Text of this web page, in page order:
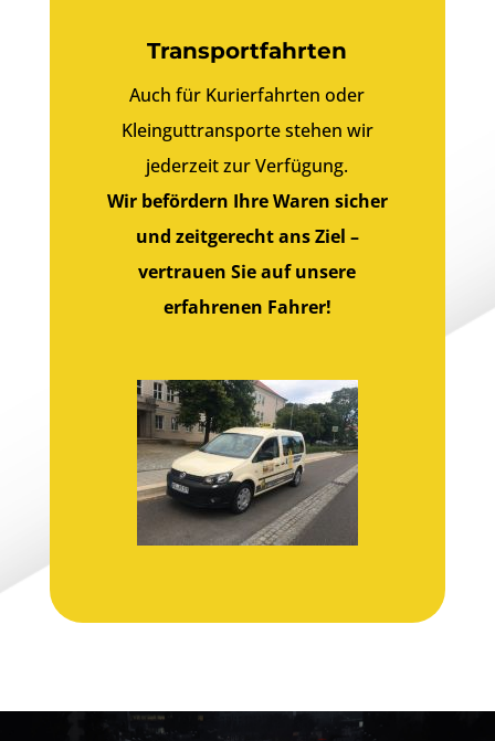
Transportfahrten
Auch für Kurierfahrten oder
Kleinguttransporte stehen wir
jederzeit zur Verfügung.
Wir befördern Ihre Waren sicher
und zeitgerecht ans Ziel –
vertrauen Sie auf unsere
erfahrenen Fahrer!